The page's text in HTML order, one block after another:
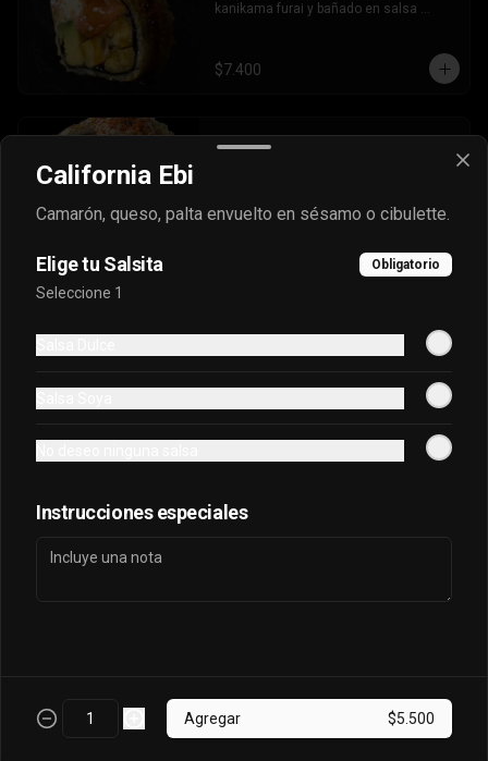
kanikama furai y bañado en salsa
$7.400
Oriental Tradicional
en salsa acevichada.
Oriental Tuna Acevichado
envuelto en atun y bañado en salsa
$7.100
Sake King Oriental
California Ebi
Camarón, queso, palta envuelto en sésamo o cibulette.
Elige tu Salsita Obligatorio
Seleccione 1
Instrucciones especiales
Agregar $5.500